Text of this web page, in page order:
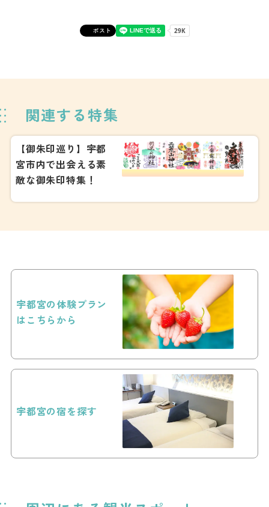
ポスト
関連する特集
【御朱印巡り】宇都
宮市内で出会える素
敵な御朱印特集！
宇都宮の体験プラン
はこちらから
宇都宮の宿を探す